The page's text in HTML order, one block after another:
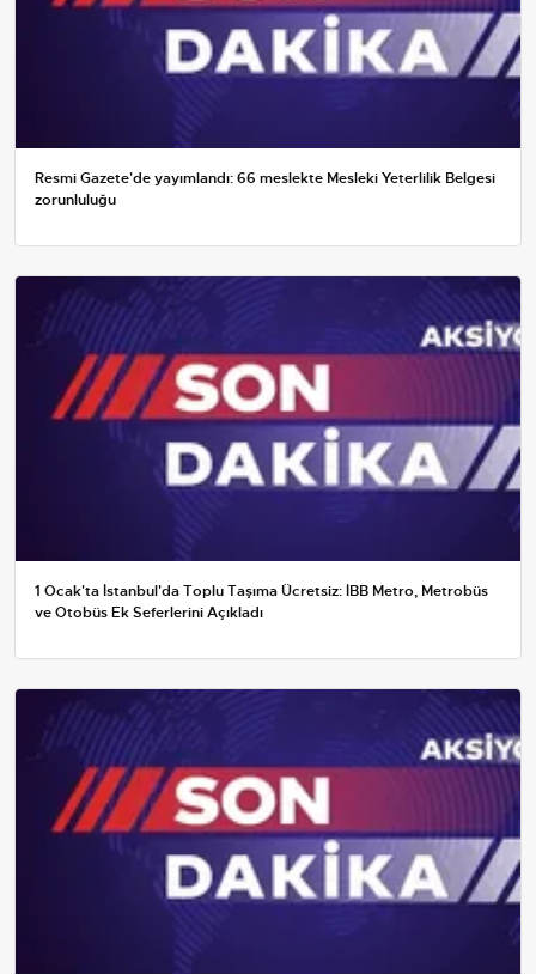
Resmi Gazete'de yayımlandı: 66 meslekte Mesleki Yeterlilik Belgesi
zorunluluğu
1 Ocak'ta İstanbul'da Toplu Taşıma Ücretsiz: İBB Metro, Metrobüs
ve Otobüs Ek Seferlerini Açıkladı